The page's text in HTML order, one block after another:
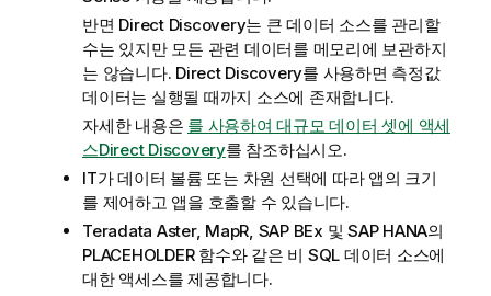
반면 Direct Discovery는 큰 데이터 소스를 관리할
수는 있지만 모든 관련 데이터를 메모리에 보관하지
는 않습니다. Direct Discovery를 사용하면 측정값
데이터는 실행될 때까지 소스에 존재합니다.
자세한 내용은 를 사용하여 대규모 데이터 셋에 액세
스Direct Discovery를 참조하십시오.
IT가 데이터 볼륨 또는 차원 선택에 따라 앱의 크기
를 제어하고 앱을 호출할 수 있습니다.
Teradata Aster, MapR, SAP BEx 및 SAP HANA의
PLACEHOLDER함수와 같은 비 SQL 데이터 소스에
대한 액세스를 제공합니다.